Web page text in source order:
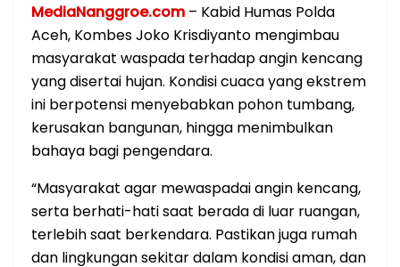
MediaNanggroe.com – Kabid Humas Polda
Aceh, Kombes Joko Krisdiyanto mengimbau
masyarakat waspada terhadap angin kencang
yang disertai hujan. Kondisi cuaca yang ekstrem
ini berpotensi menyebabkan pohon tumbang,
kerusakan bangunan, hingga menimbulkan
bahaya bagi pengendara.
“Masyarakat agar mewaspadai angin kencang,
serta berhati-hati saat berada di luar ruangan,
terlebih saat berkendara. Pastikan juga rumah
dan lingkungan sekitar dalam kondisi aman, dan